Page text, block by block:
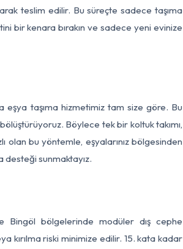
teslim edilir. Bu süreçte sadece taşıma
bir kenara bırakın ve sadece yeni evinize
eşya taşıma hizmetimiz tam size göre. Bu
Böylece tek bir koltuk takımı,
olan bu yöntemle, eşyalarınız bölgesinden
desteği sunmaktayız.
Bingöl bölgelerinde modüler dış cephe
kırılma riski minimize edilir. 15. kata kadar